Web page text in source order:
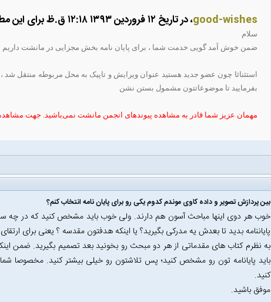
good-wishes، در تاریخ ۱۲ فروردین ۱۳۹۳ ۱۲:۱۸ ق.ظ برای این مطلب یک پانوشت گذاشته است:
سلام
ضمن خوش آمد گویی خدمت شما ، برای پایان نامه بخش مجزایی در مانشت داریم
استثنائا چون عضو جدید هستید عنوان ویرایش و تاپیک به محل مربوطه منتقل
بفرمایید تا موضوعاتتون مشمول بستن نشن
مهمان عزیز شما قادر به مشاهده پیوندهای انجمن مانشت نمی‌باشید. جهت
بین پردازش تصویر و داده کاوی موندم کدوم یکی رو برای پایان نامه انتخاب کنم؟
خوب هر دوى اینها مباحث آسون هم دارند. ولى خوب باید مشخص کنید که در چه
پایاننامه بدید تا بعدش یه مدرکى بگیرید؟ یا اینکه هدفتون مقدسه ؟ یعنى براى
به نظرم کتاب هاى مقدماتى از هر دو مبحث رو بخونید بعد تصمیم بگیرید. ضمن
باید پایانامه تون رو مشخص کنید؛ پس تلاشتون رو خیلى بیشتر کنید. مخصوصا
کنید.
موفق باشید.